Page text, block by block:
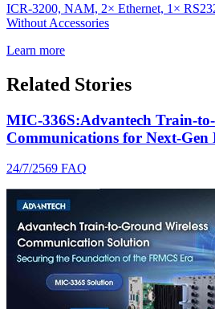
ICR-3200, NAM, 2× Ethernet, 1×
Without Accessories
Learn more
Related Stories
MIC-336S:Advantech Train-
Communications for Next-Gen
24/7/2569 FAQ